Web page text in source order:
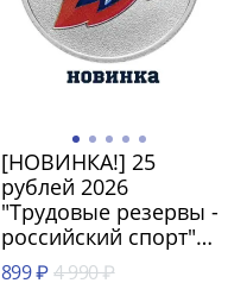
[НОВИНКА!] 25
рублей 2026
"Трудовые резервы -
российский спорт"
цветная, в блистере
899 ₽ 4 990 ₽